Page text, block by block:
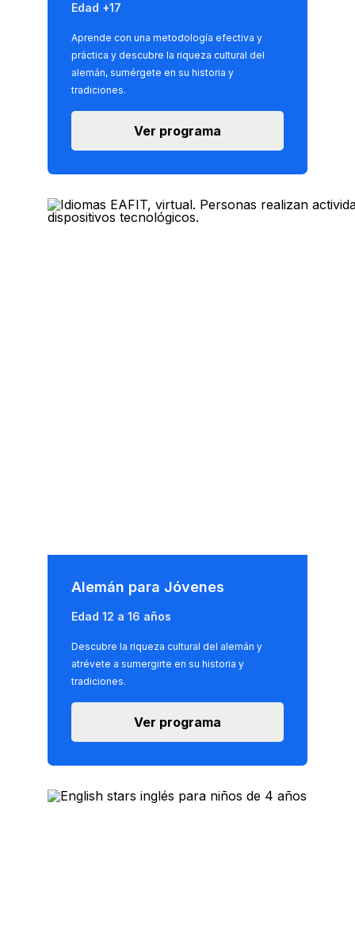
Edad +17
Aprende con una metodología efectiva y
práctica y descubre la riqueza cultural del
alemán, sumérgete en su historia y
tradiciones.
Ver programa
Alemán para Jóvenes
Edad 12 a 16 años
Descubre la riqueza cultural del alemán y
atrévete a sumergirte en su historia y
tradiciones.
Ver programa